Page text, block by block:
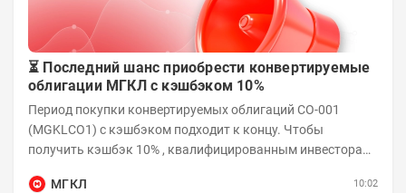
⏳ Последний шанс приобрести конвертируемые
облигации МГКЛ с кэшбэком 10%
Период покупки конвертируемых облигаций СО-001
(MGKLCO1) с кэшбэком подходит к концу. Чтобы
получить кэшбэк 10% , квалифицированным инвесторам
МГКЛ
10:02